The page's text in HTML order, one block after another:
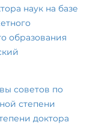
наук на базе
образования
советов по
степени
доктора